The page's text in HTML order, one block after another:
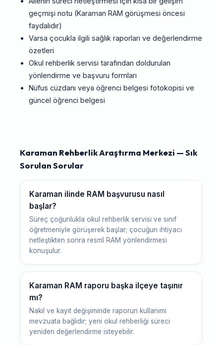
geçmişi notu (Karaman RAM görüşmesi öncesi
faydalıdır)
Varsa çocukla ilgili sağlık raporları ve değerlendirme
özetleri
Okul rehberlik servisi tarafından doldurulan
yönlendirme ve başvuru formları
Nüfus cüzdanı veya öğrenci belgesi fotokopisi ve
güncel öğrenci belgesi
Karaman Rehberlik Araştırma Merkezi — Sık
Sorulan Sorular
Karaman ilinde RAM başvurusu nasıl
başlar?
Süreç çoğunlukla okul rehberlik servisi ve sınıf
öğretmeniyle görüşerek başlar; çocuğun ihtiyacı
netleştikten sonra resmî RAM yönlendirmesi
konuşulur.
Karaman RAM raporu başka ilçeye taşınır
mı?
Nakil ve kayıt değişiminde raporun kullanımı
mevzuata bağlıdır; yeni okul rehberliği süreci
yeniden değerlendirme isteyebilir.